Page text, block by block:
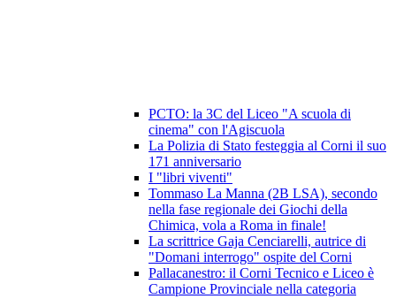
PCTO: la 3C del Liceo "A scuola di
cinema" con l'Agiscuola
La Polizia di Stato festeggia al Corni il suo
171 anniversario
I "libri viventi"
Tommaso La Manna (2B LSA), secondo
nella fase regionale dei Giochi della
Chimica, vola a Roma in finale!
La scrittrice Gaja Cenciarelli, autrice di
"Domani interrogo" ospite del Corni
Pallacanestro: il Corni Tecnico e Liceo è
Campione Provinciale nella categoria